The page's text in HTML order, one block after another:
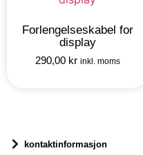
Forlengelseskabel for
display
290,00 kr inkl. moms
kontaktinformasjon